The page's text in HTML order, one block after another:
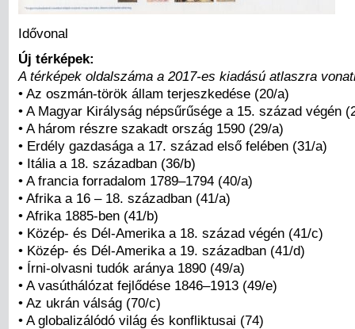
Idővonal
Új térképek:
A térképek oldalszáma a 2017-es kiadású atlaszra
• Az oszmán-török állam terjeszkedése (20/a)
• A Magyar Királyság népsűrűsége a 15. század végén
• A három részre szakadt ország 1590 (29/a)
• Erdély gazdasága a 17. század első felében (31/a)
• Itália a 18. században (36/b)
• A francia forradalom 1789–1794 (40/a)
• Afrika a 16 – 18. században (41/a)
• Afrika 1885-ben (41/b)
• Közép- és Dél-Amerika a 18. század végén (41/c)
• Közép- és Dél-Amerika a 19. században (41/d)
• Írni-olvasni tudók aránya 1890 (49/a)
• A vasúthálózat fejlődése 1846–1913 (49/e)
• Az ukrán válság (70/c)
• A globalizálódó világ és konfliktusai (74)